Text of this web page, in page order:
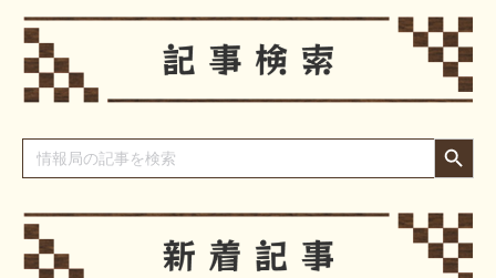
Search
for:
Search Button